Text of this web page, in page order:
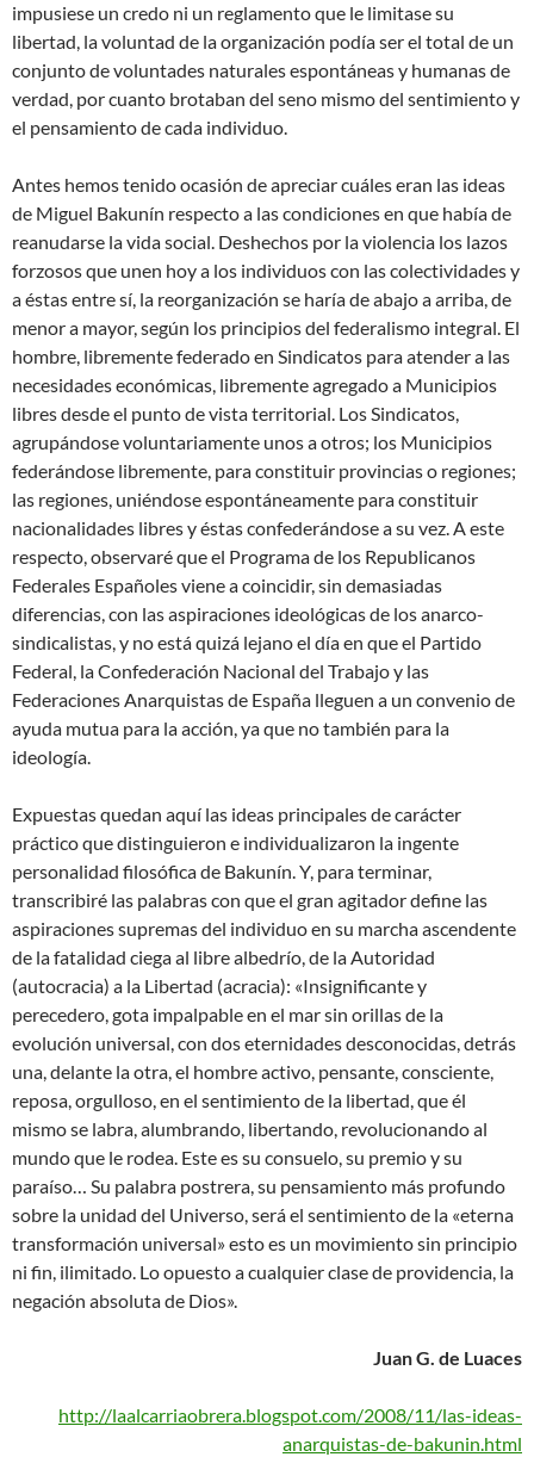
impusiese un credo ni un reglamento que le limitase su
libertad, la voluntad de la organización podía ser el total de un
conjunto de voluntades naturales espontáneas y humanas de
verdad, por cuanto brotaban del seno mismo del sentimiento y
el pensamiento de cada individuo.
Antes hemos tenido ocasión de apreciar cuáles eran las ideas
de Miguel Bakunín respecto a las condiciones en que había de
reanudarse la vida social. Deshechos por la violencia los lazos
forzosos que unen hoy a los individuos con las colectividades y
a éstas entre sí, la reorganización se haría de abajo a arriba, de
menor a mayor, según los principios del federalismo integral. El
hombre, libremente federado en Sindicatos para atender a las
necesidades económicas, libremente agregado a Municipios
libres desde el punto de vista territorial. Los Sindicatos,
agrupándose voluntariamente unos a otros; los Municipios
federándose libremente, para constituir provincias o regiones;
las regiones, uniéndose espontáneamente para constituir
nacionalidades libres y éstas confederándose a su vez. A este
respecto, observaré que el Programa de los Republicanos
Federales Españoles viene a coincidir, sin demasiadas
diferencias, con las aspiraciones ideológicas de los anarco-
sindicalistas, y no está quizá lejano el día en que el Partido
Federal, la Confederación Nacional del Trabajo y las
Federaciones Anarquistas de España lleguen a un convenio de
ayuda mutua para la acción, ya que no también para la
ideología.
Expuestas quedan aquí las ideas principales de carácter
práctico que distinguieron e individualizaron la ingente
personalidad filosófica de Bakunín. Y, para terminar,
transcribiré las palabras con que el gran agitador define las
aspiraciones supremas del individuo en su marcha ascendente
de la fatalidad ciega al libre albedrío, de la Autoridad
(autocracia) a la Libertad (acracia): «Insignificante y
perecedero, gota impalpable en el mar sin orillas de la
evolución universal, con dos eternidades desconocidas, detrás
una, delante la otra, el hombre activo, pensante, consciente,
reposa, orgulloso, en el sentimiento de la libertad, que él
mismo se labra, alumbrando, libertando, revolucionando al
mundo que le rodea. Este es su consuelo, su premio y su
paraíso… Su palabra postrera, su pensamiento más profundo
sobre la unidad del Universo, será el sentimiento de la «eterna
transformación universal» esto es un movimiento sin principio
ni fin, ilimitado. Lo opuesto a cualquier clase de providencia, la
negación absoluta de Dios».
Juan G. de Luaces
http://laalcarriaobrera.blogspot.com/2008/11/las-ideas-
anarquistas-de-bakunin.html